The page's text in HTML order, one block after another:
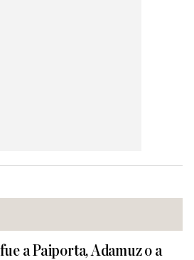
a Paiporta, Adamuz o a